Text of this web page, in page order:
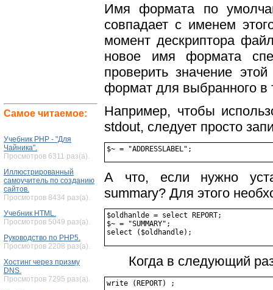
Самое читаемое:
Учебник PHP - "Для
Чайника".
Просмотров 6311 раз(а).
Иллюстрированный
самоучитель по созданию
сайтов.
Просмотров 8434 раз(а).
Учебник HTML.
Просмотров 5049 раз(а).
Руководство по PHP5.
Просмотров 2208 раз(а).
Хостинг через призму
DNS.
Просмотров 7295 раз(а).
Имя формата по
совпадает с именем
момент дескриптора
новое имя формата
проверить значение
формат для выбранного в
Например, чтобы
stdout, следует просто
А что, если нужно
summary? Для этого
$oldhanlde = select REPORT;
$~ = "SUMMARY";
Когда в следующий